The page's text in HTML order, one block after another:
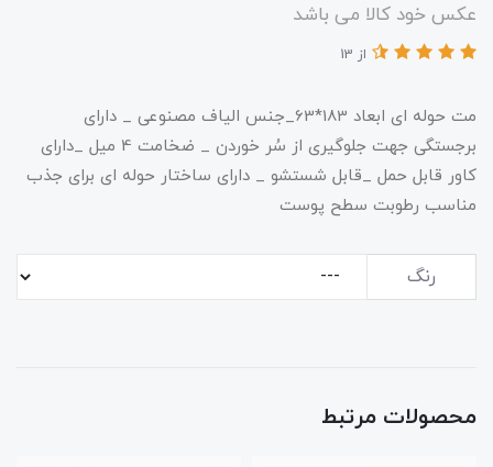
عکس خود کالا می باشد
از 13
مت حوله ای ابعاد 183*63_جنس الیاف مصنوعی _ دارای
برجستگی جهت جلوگیری از سُر خوردن _ ضخامت 4 میل _دارای
کاور قابل حمل _قابل شستشو _ دارای ساختار حوله ای برای جذب
مناسب رطوبت سطح پوست
رنگ
محصولات مرتبط